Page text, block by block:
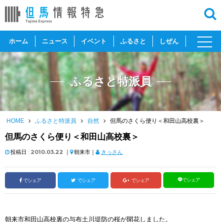
ホーム ニュース イベント ふるさと しぜん
toggle
ふるさと特派員
HOME ふるさと特派員 自然 但馬のさくら便り＜和田山高校裏＞
但馬のさくら便り＜和田山高校裏＞
投稿日 : 2010.03.22 ｜ 朝来市｜ きっさん
でシェア でシェア でシェア でシェア
朝来市和田山高校裏の与布土川堤防の桜が開花しました。